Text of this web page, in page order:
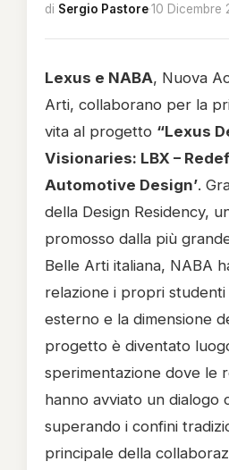
di Sergio Pastore·10 Dicembre
Lexus e NABA, Nuova
Arti, collaborano per la
vita al progetto “Lexus
Visionaries: LBX –
Automotive Design’.
della Design Residency,
promosso dalla più
Belle Arti italiana, NABA
relazione i propri
esterno e la dimensione
progetto è diventato
sperimentazione dove le
hanno avviato un dialogo
superando i confini
principale della